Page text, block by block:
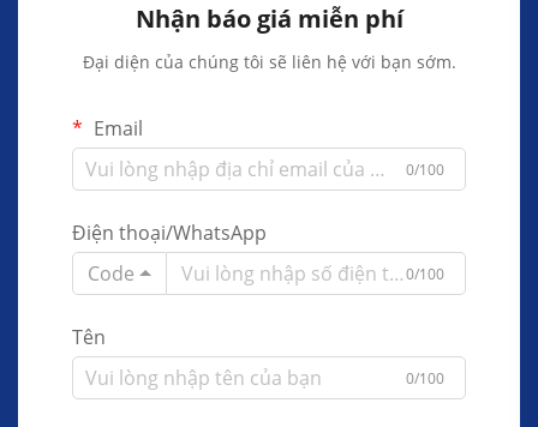
Nhận báo giá miễn phí
Đại diện của chúng tôi sẽ liên hệ với bạn sớm.
Email
0/100
Điện thoại/WhatsApp
Code
0/100
Tên
0/100